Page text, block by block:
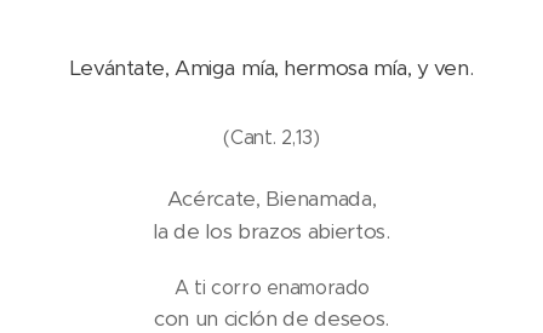
Levántate, Amiga mía, hermosa mía, y ven.
(Cant. 2,13)
Acércate, Bienamada,
la de los brazos abiertos.
A ti corro enamorado
con un ciclón de deseos.